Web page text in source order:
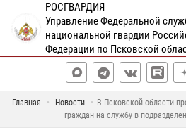
РОСГВАРДИЯ
Управление Федеральной
национальной гвардии
Федерации по Псковской
Главная Новости
В Псковской области
граждан на службу в